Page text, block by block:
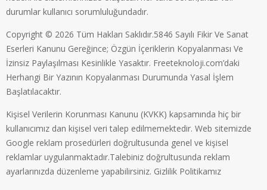
durumlar kullanıcı sorumluluğundadır.
Copyright © 2026 Tüm Hakları Saklıdır.5846 Sayılı Fikir Ve Sanat
Eserleri Kanunu Gereğince; Özgün İçeriklerin Kopyalanması Ve
İzinsiz Paylaşılması Kesinlikle Yasaktır. Freeteknoloji.com’daki
Herhangi Bir Yazının Kopyalanması Durumunda Yasal İşlem
Başlatılacaktır.
Kişisel Verilerin Korunması Kanunu (KVKK) kapsamında hiç bir
kullanıcımız dan kişisel veri talep edilmemektedir. Web sitemizde
Google reklam prosedürleri doğrultusunda genel ve kişisel
reklamlar uygulanmaktadır.Talebiniz doğrultusunda reklam
ayarlarınızda düzenleme yapabilirsiniz. Gizlilik Politikamız